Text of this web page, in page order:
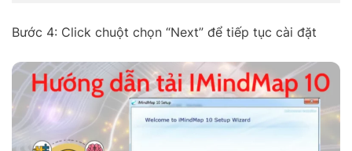
Bước 4: Click chuột chọn “Next” để tiếp tục cài đặt